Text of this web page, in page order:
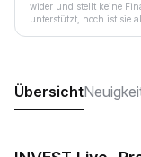
wider und stellt keine
unterstützt, noch ist sie
Übersicht